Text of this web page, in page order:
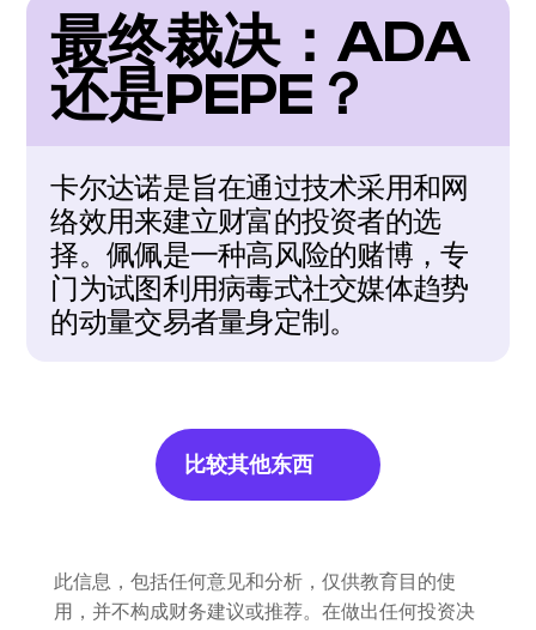
最终裁决：ADA
还是PEPE？
卡尔达诺是旨在通过技术采用和网
络效用来建立财富的投资者的选
择。佩佩是一种高风险的赌博，专
门为试图利用病毒式社交媒体趋势
的动量交易者量身定制。
比较其他东西
此信息，包括任何意见和分析，仅供教育目的使
用，并不构成财务建议或推荐。在做出任何投资决